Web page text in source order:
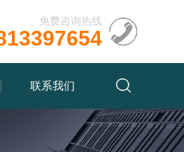
免费咨询热线
联系我们